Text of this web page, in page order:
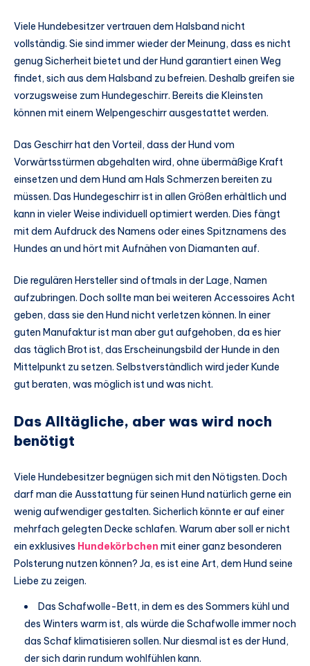
Viele Hundebesitzer vertrauen dem Halsband nicht
vollständig. Sie sind immer wieder der Meinung, dass es nicht
genug Sicherheit bietet und der Hund garantiert einen Weg
findet, sich aus dem Halsband zu befreien. Deshalb greifen sie
vorzugsweise zum Hundegeschirr. Bereits die Kleinsten
können mit einem Welpengeschirr ausgestattet werden.
Das Geschirr hat den Vorteil, dass der Hund vom
Vorwärtsstürmen abgehalten wird, ohne übermäßige Kraft
einsetzen und dem Hund am Hals Schmerzen bereiten zu
müssen. Das Hundegeschirr ist in allen Größen erhältlich und
kann in vieler Weise individuell optimiert werden. Dies fängt
mit dem Aufdruck des Namens oder eines Spitznamens des
Hundes an und hört mit Aufnähen von Diamanten auf.
Die regulären Hersteller sind oftmals in der Lage, Namen
aufzubringen. Doch sollte man bei weiteren Accessoires Acht
geben, dass sie den Hund nicht verletzen können. In einer
guten Manufaktur ist man aber gut aufgehoben, da es hier
das täglich Brot ist, das Erscheinungsbild der Hunde in den
Mittelpunkt zu setzen. Selbstverständlich wird jeder Kunde
gut beraten, was möglich ist und was nicht.
Das Alltägliche, aber was wird noch
benötigt
Viele Hundebesitzer begnügen sich mit den Nötigsten. Doch
darf man die Ausstattung für seinen Hund natürlich gerne ein
wenig aufwendiger gestalten. Sicherlich könnte er auf einer
mehrfach gelegten Decke schlafen. Warum aber soll er nicht
ein exklusives Hundekörbchen mit einer ganz besonderen
Polsterung nutzen können? Ja, es ist eine Art, dem Hund seine
Liebe zu zeigen.
Das Schafwolle-Bett, in dem es des Sommers kühl und
des Winters warm ist, als würde die Schafwolle immer noch
das Schaf klimatisieren sollen. Nur diesmal ist es der Hund,
der sich darin rundum wohlfühlen kann.